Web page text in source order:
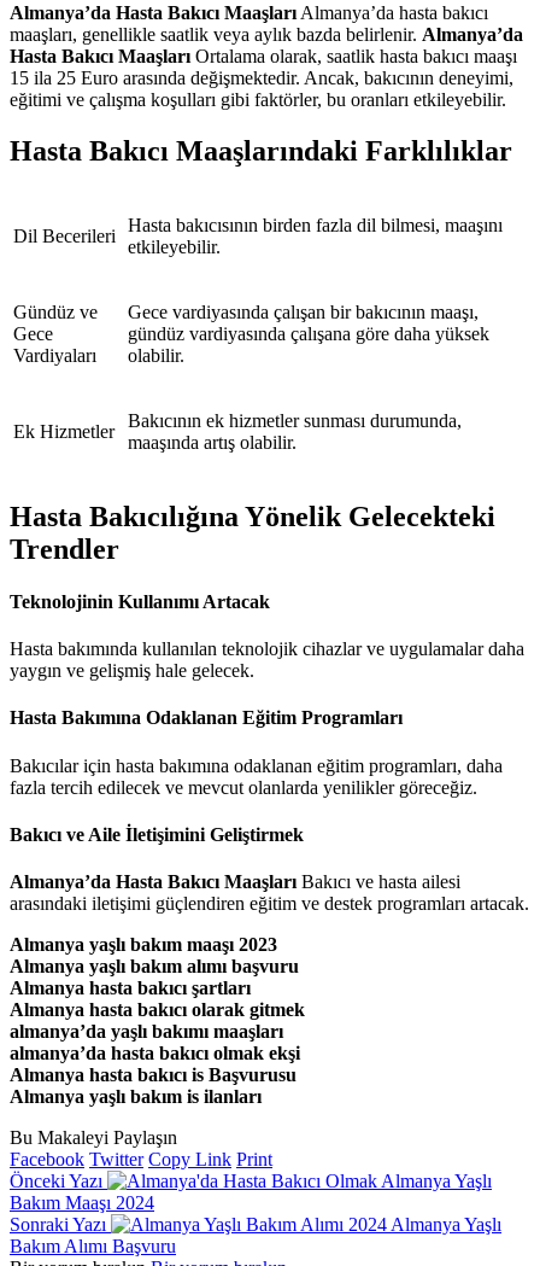
Almanya’da Hasta Bakıcı Maaşları Almanya’da hasta bakıcı
maaşları, genellikle saatlik veya aylık bazda belirlenir. Almanya’da
Hasta Bakıcı Maaşları Ortalama olarak, saatlik hasta bakıcı maaşı
15 ila 25 Euro arasında değişmektedir. Ancak, bakıcının deneyimi,
eğitimi ve çalışma koşulları gibi faktörler, bu oranları etkileyebilir.
Hasta Bakıcı Maaşlarındaki Farklılıklar
Dil Becerileri
Hasta bakıcısının birden fazla dil bilmesi, maaşını
etkileyebilir.
Gündüz ve
Gece
Vardiyaları
Gece vardiyasında çalışan bir bakıcının maaşı,
gündüz vardiyasında çalışana göre daha yüksek
olabilir.
Ek Hizmetler
Bakıcının ek hizmetler sunması durumunda,
maaşında artış olabilir.
Hasta Bakıcılığına Yönelik Gelecekteki
Trendler
Teknolojinin Kullanımı Artacak
Hasta bakımında kullanılan teknolojik cihazlar ve uygulamalar daha
yaygın ve gelişmiş hale gelecek.
Hasta Bakımına Odaklanan Eğitim Programları
Bakıcılar için hasta bakımına odaklanan eğitim programları, daha
fazla tercih edilecek ve mevcut olanlarda yenilikler göreceğiz.
Bakıcı ve Aile İletişimini Geliştirmek
Almanya’da Hasta Bakıcı Maaşları Bakıcı ve hasta ailesi
arasındaki iletişimi güçlendiren eğitim ve destek programları artacak.
Almanya yaşlı bakım maaşı 2023
Almanya yaşlı bakım alımı başvuru
Almanya hasta bakıcı şartları
Almanya hasta bakıcı olarak gitmek
almanya’da yaşlı bakımı maaşları
almanya’da hasta bakıcı olmak ekşi
Almanya hasta bakıcı is Başvurusu
Almanya yaşlı bakım is ilanları
Bu Makaleyi Paylaşın
Facebook Twitter Copy Link Print
Önceki Yazı
Almanya Yaşlı
Bakım Maaşı 2024
Sonraki Yazı
Almanya Yaşlı
Bakım Alımı Başvuru